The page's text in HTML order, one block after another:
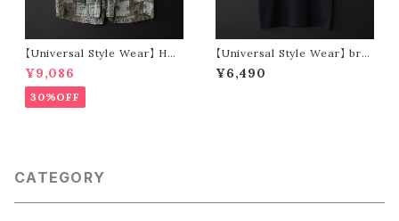
【Universal Style Wear】 HAV
-A-HANK bandanna patchw
ork short pants (gray)
¥9,086
30%OFF
【Universal Style Wear】 bre
men tee (black)
¥6,490
CATEGORY